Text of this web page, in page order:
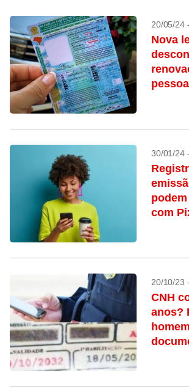
20/05/24
Nova
30/01/24
com
20/10/23
CNH
anos?